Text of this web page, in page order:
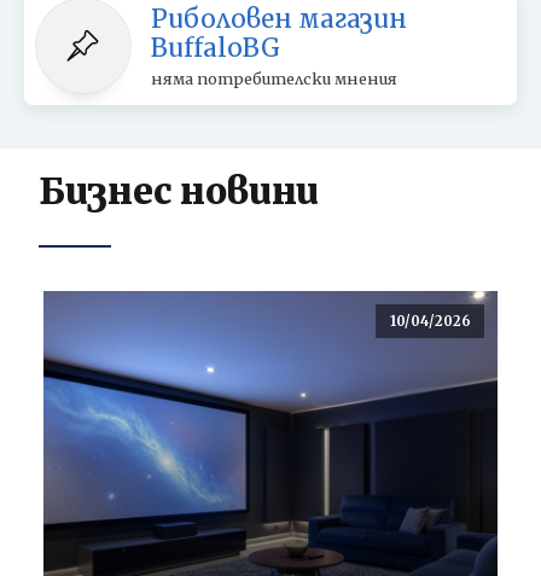
Риболовен магазин
BuffaloBG
няма потребителски мнения
Бизнес новини
10/04/2026